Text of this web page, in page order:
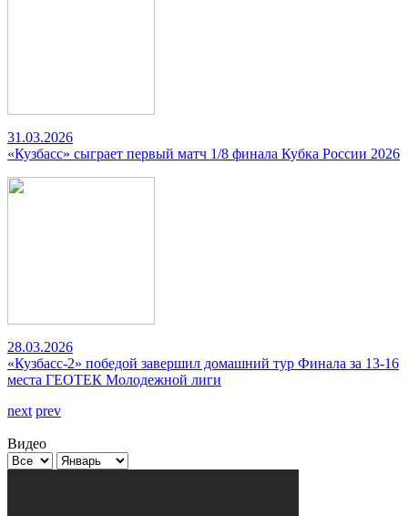
31.03.2026
«Кузбасс» сыграет первый матч 1/8 финала Кубка России 2026
28.03.2026
«Кузбасс-2» победой завершил домашний тур Финала за 13-16
места ГЕОТЕК Молодежной лиги
next prev
Видео